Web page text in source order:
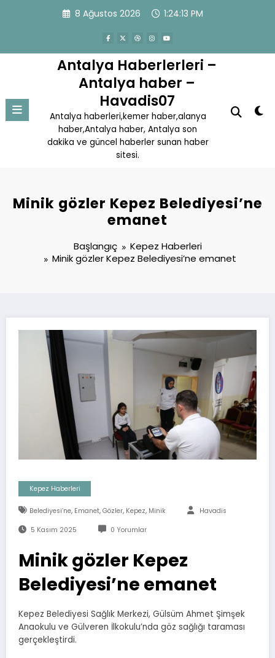
8 Ağustos 2026 1:24:14 PM
Antalya Haberlerleri –
Antalya haber –
Havadis07
Antalya haberleri,kemer haber,alanya
haber,Antalya haber, Antalya son
dakika ve güncel haberler sunan haber
sitesi.
Minik gözler Kepez Belediyesi’ne
emanet
Başlangıç
Kepez Haberleri
Minik gözler Kepez Belediyesi’ne emanet
Kepez Haberleri
Belediyesi’ne, Emanet, Gözler, Kepez, Minik Havadis
5 Kasım 2025 0 Yorumlar
Minik gözler Kepez
Belediyesi’ne emanet
Kepez Belediyesi Sağlık Merkezi, Gülsüm Ahmet Şimşek
Anaokulu ve Gülveren İlkokulu’nda göz sağlığı taraması
gerçekleştirdi.